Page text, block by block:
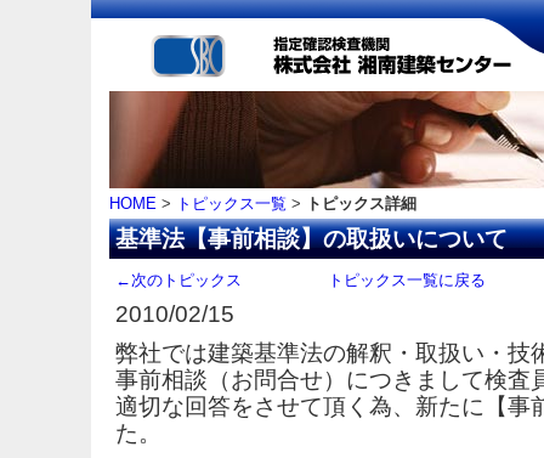
HOME > トピックス一覧 > トピックス詳細
基準法【事前相談】の取扱いについて
←次のトピックス トピックス一覧に戻る
2010/02/15
弊社では建築基準法の解釈・取扱い・技
事前相談（お問合せ）につきまして検査
適切な回答をさせて頂く為、新たに【事
た。